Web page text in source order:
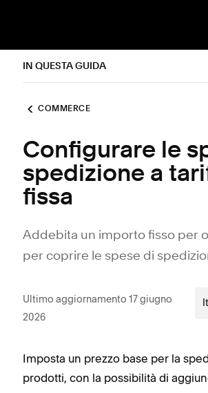
IN QUESTA GUIDA
COMMERCE
Configurare le
spedizione a
fissa
Addebita un importo fisso per
per coprire le spese di
Ultimo aggiornamento 17 giugno
2026
Imposta un prezzo base per la
prodotti, con la possibilità di